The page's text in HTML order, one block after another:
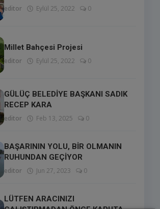
editor Eylül 25, 2022 0
Millet Bahçesi Projesi
editor Eylül 25, 2022 0
GÜLÜÇ BELEDİYE BAŞKANI SADIK
RECEP KARA
editor Feb 13, 2025 0
BAŞARININ YOLU, BİR OLMANIN
RUHUNDAN GEÇİYOR
editor Jun 27, 2023 0
LÜTFEN ARACINIZI